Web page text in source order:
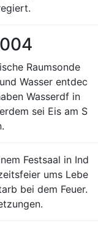
Raumsonde
Wasser entdec
Wasserdf in
sei Eis am S
Festsaal in Ind
ums Lebe
bei dem Feuer.